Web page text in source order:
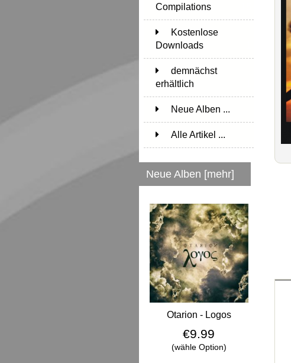
Compilations
Kostenlose
Downloads
demnächst
erhältlich
Neue Alben ...
Alle Artikel ...
Neue Alben [mehr]
Otarion - Logos
€9.99
(wähle Option)